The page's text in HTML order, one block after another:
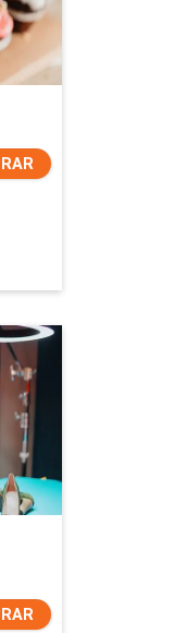
Digital
Agora